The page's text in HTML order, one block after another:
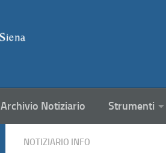
Archivio Notiziario Strumenti
NOTIZIARIO INFO